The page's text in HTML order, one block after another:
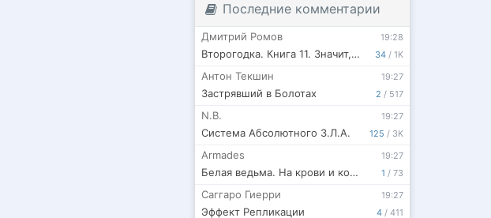
Последние комментарии
34 / 1K
19:28
Дмитрий Ромов
Второгодка. Книга 11. Значит, война
2 / 517
19:27
Антон Текшин
Застрявший в Болотах
125 / 3K
19:27
N.B.
Система Абсолютного З.Л.А.
1 / 73
19:27
Armades
Белая ведьма. На крови и костях. (RWBY)
4 / 411
19:27
Саггаро Гиерри
Эффект Репликации